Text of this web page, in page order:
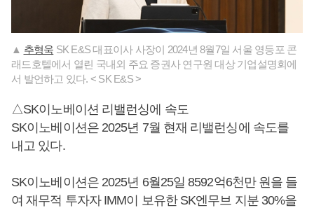
▲ 추형욱 SK E&S 대표이사 사장이 2024년 8월7일 서울 영등포 콘
래드호텔에서 열린 국내외 주요 증권사 연구원 대상 기업설명회에
서 발언하고 있다. < SK E&S >
△SK이노베이션 리밸런싱에 속도
SK이노베이션은 2025년 7월 현재 리밸런싱에 속도를
내고 있다.
SK이노베이션은 2025년 6월25일 8592억6천만 원을 들
여 재무적 투자자 IMM이 보유한 SK엔무브 지분 30%을